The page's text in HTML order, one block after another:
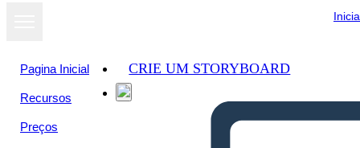
Pagina Inicial
Recursos
Preços
CRIE UM STORYBOARD
Ver como
apresentação